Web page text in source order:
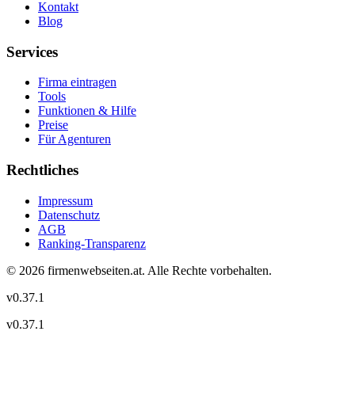
Kontakt
Blog
Services
Firma eintragen
Tools
Funktionen & Hilfe
Preise
Für Agenturen
Rechtliches
Impressum
Datenschutz
AGB
Ranking-Transparenz
© 2026 firmenwebseiten.at. Alle Rechte vorbehalten.
v0.37.1
v0.37.1